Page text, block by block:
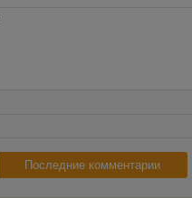
Последние комментарии